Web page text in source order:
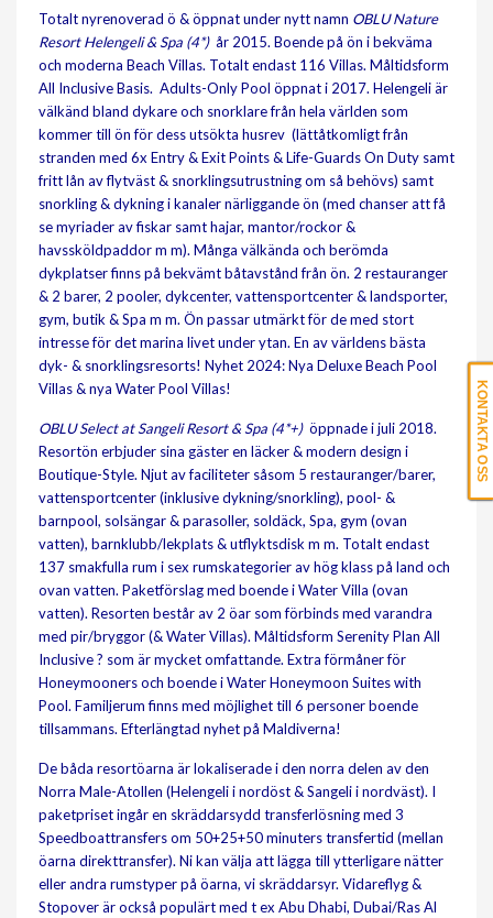
Totalt nyrenoverad ö & öppnat under nytt namn OBLU Nature
Resort Helengeli & Spa (4*)år 2015. Boende på ön i bekväma
och moderna Beach Villas. Totalt endast 116 Villas. Måltidsform
All Inclusive Basis. Adults-Only Pool öppnat i 2017. Helengeli är
välkänd bland dykare och snorklare från hela världen som
kommer till ön för dess utsökta husrev (lättåtkomligt från
stranden med 6x Entry & Exit Points & Life-Guards On Duty samt
fritt lån av flytväst & snorklingsutrustning om så behövs) samt
snorkling & dykning i kanaler närliggande ön (med chanser att få
se myriader av fiskar samt hajar, mantor/rockor &
havssköldpaddor m m). Många välkända och berömda
dykplatser finns på bekvämt båtavstånd från ön. 2 restauranger
& 2 barer, 2 pooler, dykcenter, vattensportcenter & landsporter,
gym, butik & Spa m m. Ön passar utmärkt för de med stort
intresse för det marina livet under ytan. En av världens bästa
dyk- & snorklingsresorts! Nyhet 2024: Nya Deluxe Beach Pool
Villas & nya Water Pool Villas!
OBLU Select at Sangeli Resort & Spa (4*+)öppnade i juli 2018.
Resortön erbjuder sina gäster en läcker & modern design i
Boutique-Style. Njut av faciliteter såsom 5 restauranger/barer,
vattensportcenter (inklusive dykning/snorkling), pool- &
barnpool, solsängar & parasoller, soldäck, Spa, gym (ovan
vatten), barnklubb/lekplats & utflyktsdisk m m. Totalt endast
137 smakfulla rum i sex rumskategorier av hög klass på land och
ovan vatten. Paketförslag med boende i Water Villa (ovan
vatten). Resorten består av 2 öar som förbinds med varandra
med pir/bryggor (& Water Villas). Måltidsform Serenity Plan All
Inclusive? som är mycket omfattande. Extra förmåner för
Honeymooners och boende i Water Honeymoon Suites with
Pool. Familjerum finns med möjlighet till 6 personer boende
tillsammans. Efterlängtad nyhet på Maldiverna!
De båda resortöarna är lokaliserade i den norra delen av den
Norra Male-Atollen (Helengeli i nordöst & Sangeli i nordväst). I
paketpriset ingår en skräddarsydd transferlösning med 3
Speedboattransfers om 50+25+50 minuters transfertid (mellan
öarna direkttransfer). Ni kan välja att lägga till ytterligare nätter
eller andra rumstyper på öarna, vi skräddarsyr. Vidareflyg &
Stopover är också populärt med t ex Abu Dhabi, Dubai/Ras Al
KONTAKTA OSS